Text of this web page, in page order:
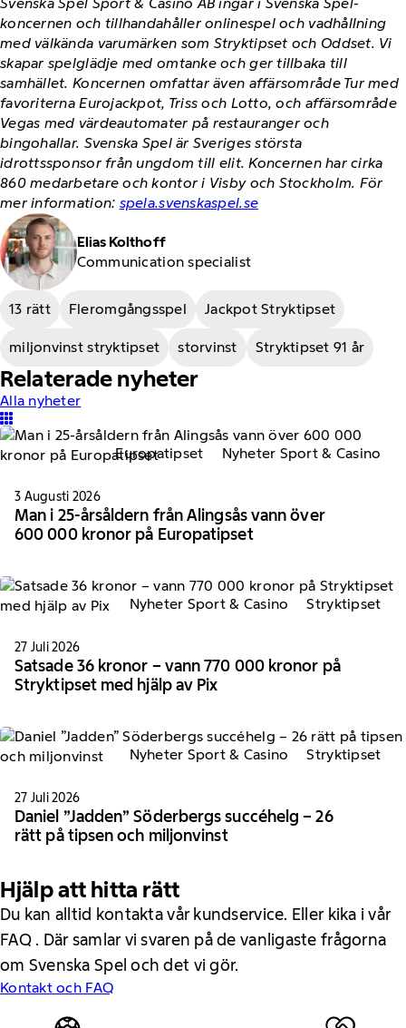
Svenska Spel Sport & Casino AB ingår i Svenska Spel-
koncernen och tillhandahåller onlinespel och vadhållning
med välkända varumärken som Stryktipset och Oddset. Vi
skapar spelglädje med omtanke och ger tillbaka till
samhället. Koncernen omfattar även affärsområde Tur med
favoriterna Eurojackpot, Triss och Lotto, och affärsområde
Vegas med värdeautomater på restauranger och
bingohallar. Svenska Spel är Sveriges största
idrottssponsor från ungdom till elit. Koncernen har cirka
860 medarbetare och kontor i Visby och Stockholm. För
mer information: spela.svenskaspel.se
Communication specialist
Elias Kolthoff
13 rätt Fleromgångsspel Jackpot Stryktipset
miljonvinst stryktipset storvinst Stryktipset 91 år
Relaterade nyheter
Alla nyheter
Europatipset Nyheter Sport & Casino
3 Augusti 2026
Man i 25-årsåldern från Alingsås vann över
600 000 kronor på Europatipset
Nyheter Sport & Casino Stryktipset
27 Juli 2026
Satsade 36 kronor – vann 770 000 kronor på
Stryktipset med hjälp av Pix
Nyheter Sport & Casino Stryktipset
27 Juli 2026
Daniel ”Jadden” Söderbergs succéhelg – 26
rätt på tipsen och miljonvinst
Hjälp att hitta rätt
Du kan alltid kontakta vår kundservice. Eller kika i vår
FAQ . Där samlar vi svaren på de vanligaste frågorna
om Svenska Spel och det vi gör.
Kontakt och FAQ